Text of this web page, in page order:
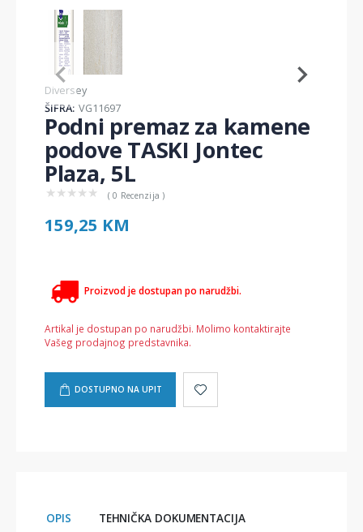
Item
1
of
2
Diversey
ŠIFRA: VG11697
Podni premaz za kamene
podove TASKI Jontec
Plaza, 5L
★ ★ ★ ★ ★ ( 0 Recenzija )
159,25 KM
Proizvod je dostupan po narudžbi.
Artikal je dostupan po narudžbi. Molimo kontaktirajte
Vašeg prodajnog predstavnika.
DOSTUPNO NA UPIT
OPIS
TEHNIČKA DOKUMENTACIJA